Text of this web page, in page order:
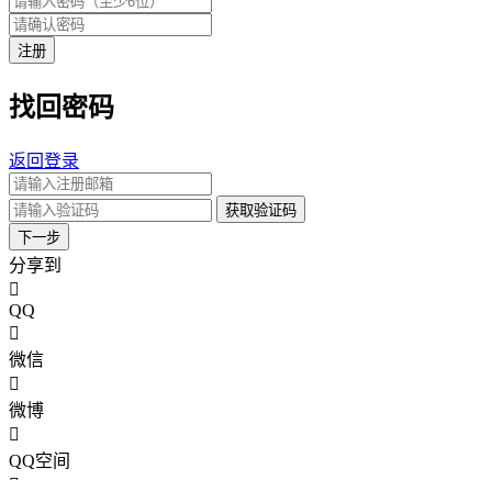
注册
找回密码
返回登录
获取验证码
下一步
分享到
QQ
微信
微博
QQ空间